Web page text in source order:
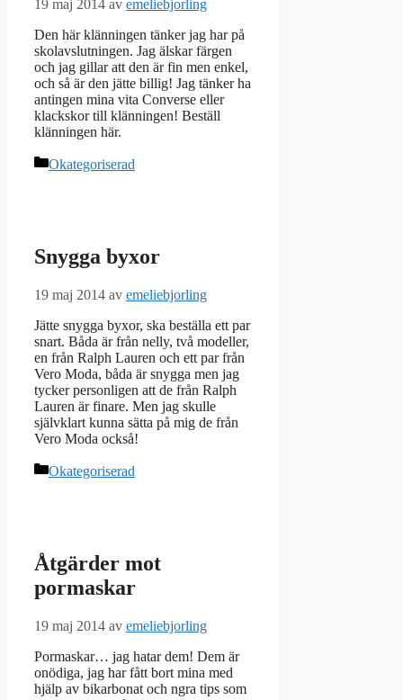
19 maj 2014 av emeliebjorling
Den här klänningen tänker jag har på
skolavslutningen. Jag älskar färgen
och jag gillar att den är fin men enkel,
och så är den jätte billig! Jag tänker ha
antingen mina vita Converse eller
klackskor till klänningen! Beställ
klänningen här.
Kategorier
Okategoriserad
Snygga byxor
19 maj 2014 av emeliebjorling
Jätte snygga byxor, ska beställa ett par
snart. Båda är från nelly, två modeller,
en från Ralph Lauren och ett par från
Vero Moda, båda är snygga men jag
tycker personligen att de från Ralph
Lauren är finare. Men jag skulle
självklart kunna sätta på mig de från
Vero Moda också!
Kategorier
Okategoriserad
Åtgärder mot
pormaskar
19 maj 2014 av emeliebjorling
Pormaskar… jag hatar dem! Dem är
onödiga, jag har fått bort mina med
hjälp av bikarbonat och ngra tips som